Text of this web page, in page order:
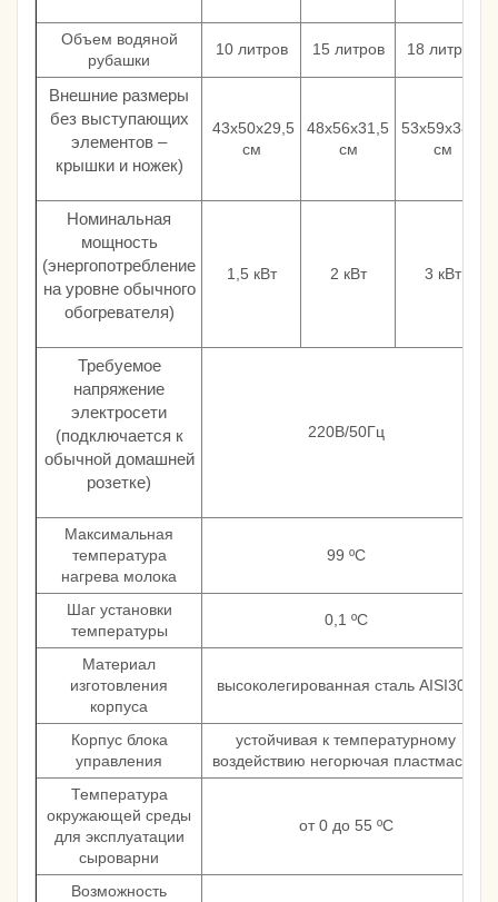
Объем водяной
рубашки
10 литров 15 литров 18 литров
Внешние размеры
без выступающих
элементов –
крышки и ножек)
43х50х29,5
см
48х56х31,5
см
53х59х38,5
см
Номинальная
мощность
(энергопотребление
на уровне обычного
обогревателя)
1,5 кВт 2 кВт 3 кВт
Требуемое
напряжение
электросети
(подключается к
обычной домашней
розетке)
220В/50Гц
Максимальная
температура
нагрева молока
99 ºС
Шаг установки
температуры
0,1 ºС
Материал
изготовления
корпуса
высоколегированная сталь AISI304
Корпус блока
управления
устойчивая к температурному
воздействию негорючая пластмасса
Температура
окружающей среды
для эксплуатации
сыроварни
от 0 до 55 ºС
Возможность